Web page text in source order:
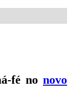
fé no novo